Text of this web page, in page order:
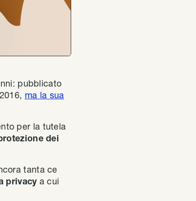
pubblicato
ma la sua
per la tutela
dei
tanta ce
privacy a cui